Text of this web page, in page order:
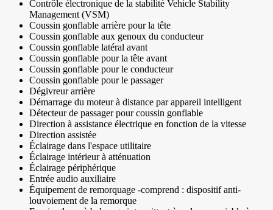
Contrôle électronique de la stabilité Vehicle Stability
Management (VSM)
Coussin gonflable arrière pour la tête
Coussin gonflable aux genoux du conducteur
Coussin gonflable latéral avant
Coussin gonflable pour la tête avant
Coussin gonflable pour le conducteur
Coussin gonflable pour le passager
Dégivreur arrière
Démarrage du moteur à distance par appareil intelligent
Détecteur de passager pour coussin gonflable
Direction à assistance électrique en fonction de la vitesse
Direction assistée
Éclairage dans l'espace utilitaire
Éclairage intérieur à atténuation
Éclairage périphérique
Entrée audio auxiliaire
Équipement de remorquage -comprend : dispositif anti-
louvoiement de la remorque